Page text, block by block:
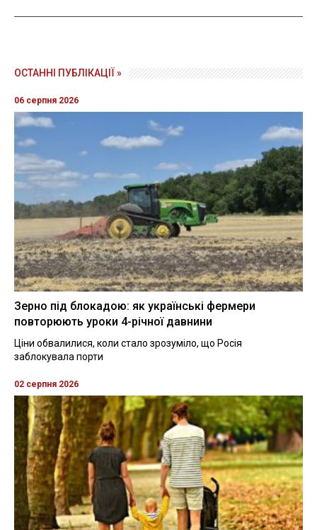
ОСТАННІ ПУБЛІКАЦІЇ »
06 серпня 2026
Зерно під блокадою: як українські фермери
повторюють уроки 4-річної давнини
Ціни обвалилися, коли стало зрозуміло, що Росія
заблокувала порти
02 серпня 2026